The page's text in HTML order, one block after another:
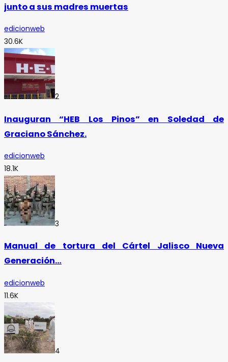
junto a sus madres muertas
edicionweb
30.6K
2
Inauguran “HEB Los Pinos” en Soledad de
Graciano Sánchez.
edicionweb
18.1K
3
Manual de tortura del Cártel Jalisco Nueva
Generación…
edicionweb
11.6K
4